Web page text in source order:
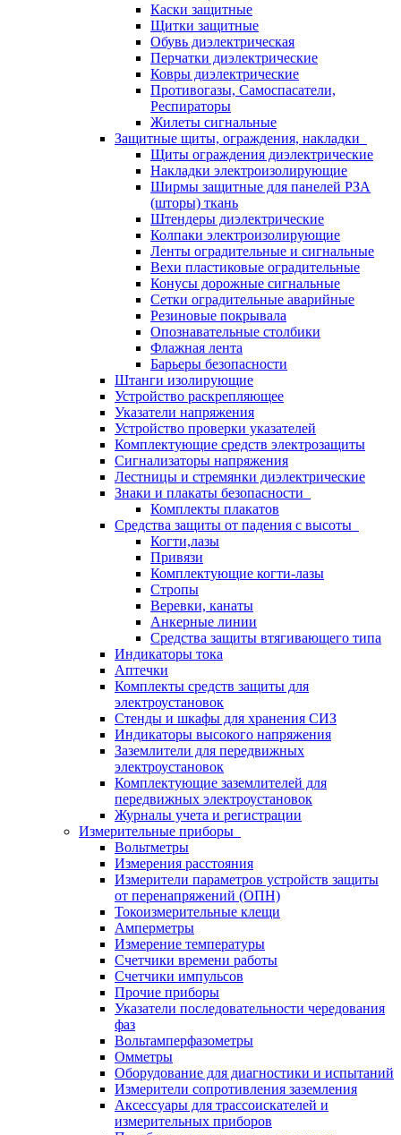
Каски защитные
Щитки защитные
Обувь диэлектрическая
Перчатки диэлектрические
Ковры диэлектрические
Противогазы, Самоспасатели,
Респираторы
Жилеты сигнальные
Защитные щиты, ограждения, накладки
Щиты ограждения диэлектрические
Накладки электроизолирующие
Ширмы защитные для панелей РЗА
(шторы) ткань
Штендеры диэлектрические
Колпаки электроизолирующие
Ленты оградительные и сигнальные
Вехи пластиковые оградительные
Конусы дорожные сигнальные
Сетки оградительные аварийные
Резиновые покрывала
Опознавательные столбики
Флажная лента
Барьеры безопасности
Штанги изолирующие
Устройство раскрепляющее
Указатели напряжения
Устройство проверки указателей
Комплектующие средств электрозащиты
Сигнализаторы напряжения
Лестницы и стремянки диэлектрические
Знаки и плакаты безопасности
Комплекты плакатов
Средства защиты от падения с высоты
Когти,лазы
Привязи
Комплектующие когти-лазы
Стропы
Веревки, канаты
Анкерные линии
Средства защиты втягивающего типа
Индикаторы тока
Аптечки
Комплекты средств защиты для
электроустановок
Стенды и шкафы для хранения СИЗ
Индикаторы высокого напряжения
Заземлители для передвижных
электроустановок
Комплектующие заземлителей для
передвижных электроустановок
Журналы учета и регистрации
Измерительные приборы
Вольтметры
Измерения расстояния
Измерители параметров устройств защиты
от перенапряжений (ОПН)
Токоизмерительные клещи
Амперметры
Измерение температуры
Счетчики времени работы
Счетчики импульсов
Прочие приборы
Указатели последовательности чередования
фаз
Вольтамперфазометры
Омметры
Оборудование для диагностики и испытаний
Измерители сопротивления заземления
Аксессуары для трассоискателей и
измерительных приборов